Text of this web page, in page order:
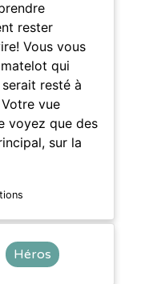
rester
Vous vous
qui
resté à
vue
voyez que des
sur la
Héros